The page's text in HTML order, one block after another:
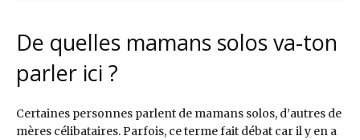
De quelles mamans solos va-ton
parler ici ?
Certaines personnes parlent de mamans solos, d’autres de
mères célibataires. Parfois, ce terme fait débat car il y en a